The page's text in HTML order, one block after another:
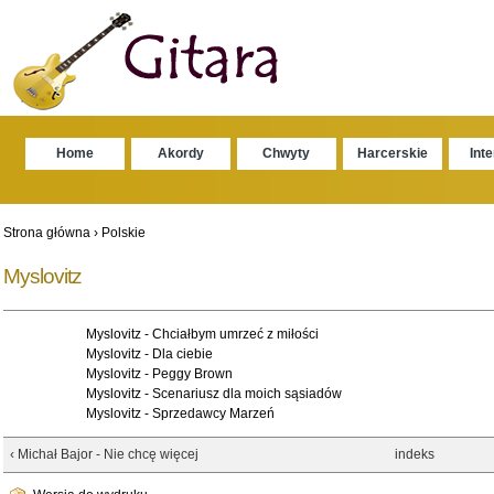
Home Akordy Chwyty Harcerskie
Strona główna› Polskie
Myslovitz
Myslovitz - Chciałbym umrzeć z miłości
Myslovitz - Dla ciebie
Myslovitz - Peggy Brown
Myslovitz - Scenariusz dla moich sąsiadów
Myslovitz - Sprzedawcy Marzeń
‹ Michał Bajor - Nie chcę więcej indeks